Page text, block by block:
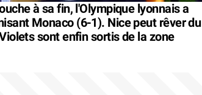
à sa fin, l'Olympique lyonnais a
Monaco (6-1). Nice peut rêver du
sont enfin sortis de la zone